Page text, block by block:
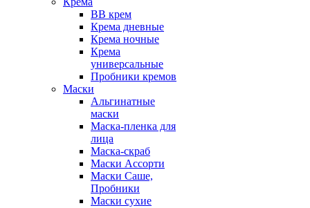
ВВ крем
Крема дневные
Крема ночные
Крема
универсальные
Пробники кремов
Маски
Альгинатные
маски
Маска-пленка для
лица
Маска-скраб
Маски Ассорти
Маски Саше,
Пробники
Маски сухие